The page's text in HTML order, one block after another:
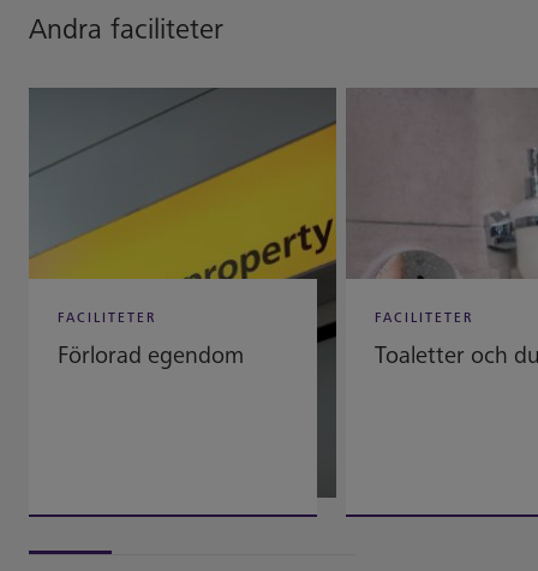
Andra faciliteter
FACILITETER
Förlorad egendom
FACILITETER
Toaletter och